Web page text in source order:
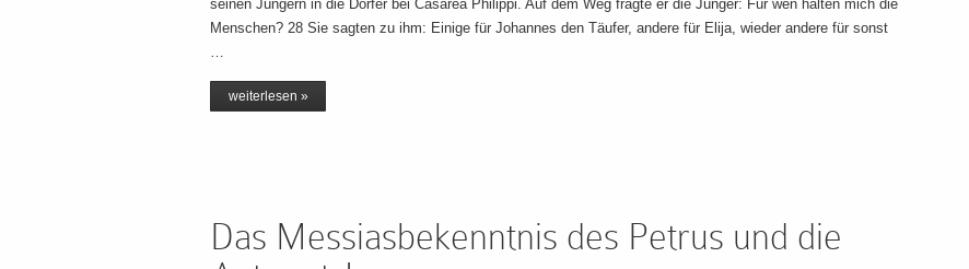
seinen Jüngern in die Dörfer bei Cäsarea Philippi. Auf dem Weg fragte er die Jünger: Für wen halten mich die
Menschen? 28 Sie sagten zu ihm: Einige für Johannes den Täufer, andere für Elija, wieder andere für sonst
weiterlesen »
Das Messiasbekenntnis des Petrus und die